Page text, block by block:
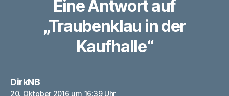
Eine Antwort auf
„Traubenklau in der
Kaufhalle“
DirkNBsagt:
20. Oktober 2016 um 16:39 Uhr